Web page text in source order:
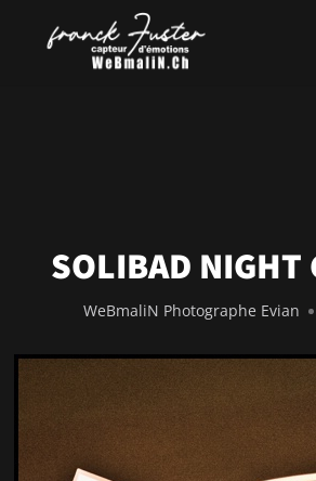
SOLIBAD NIGHT
WeBmaliN Photographe Evian